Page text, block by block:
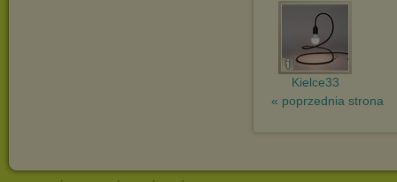
Kielce33
« poprzednia strona